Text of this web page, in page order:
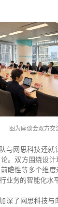
图为座谈会双方交
与网思科技还
。双方围绕设
瞻性等多个维
业务的智能化水
深了网思科技与